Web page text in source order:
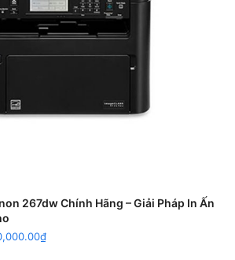
267dw Chính Hãng – Giải Pháp In Ấn
₫